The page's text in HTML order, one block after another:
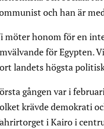
och han är
möter honom för en
för Egypten.
landets högsta
gången var i
krävde demokrati
i Kairo i